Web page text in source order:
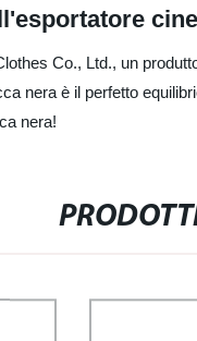
Co., Ltd., un
nera è il perfetto
nera!